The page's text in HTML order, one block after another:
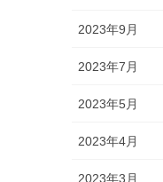
2023年9月
2023年7月
2023年5月
2023年4月
2023年3月